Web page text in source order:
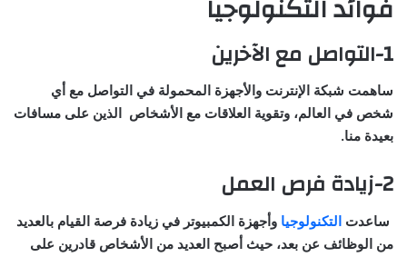
فوائد التكنولوجيا
1- التواصل مع الآخرين
ساهمت شبكة الإنترنت والأجهزة المحمولة في التواصل مع أي
شخص في العالم، وتقوية العلاقات مع الأشخاص الذين على مسافات
بعيدة منا.
2-زيادة فرص العمل
ساعدت التكنولوجيا وأجهزة الكمبيوتر في زيادة فرصة القيام بالعديد
من الوظائف عن بعد، حيث أصبح العديد من الأشخاص قادرين على